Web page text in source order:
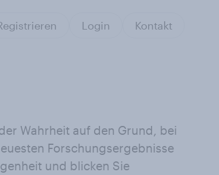
Login Kontakt
Wahrheit auf den Grund, bei
Forschungsergebnisse
und blicken Sie